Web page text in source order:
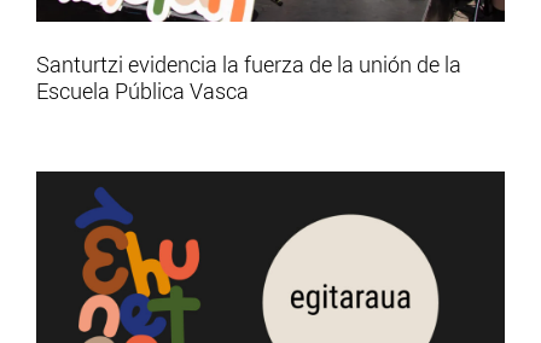
Santurtzi evidencia la fuerza de la unión de la
Escuela Pública Vasca